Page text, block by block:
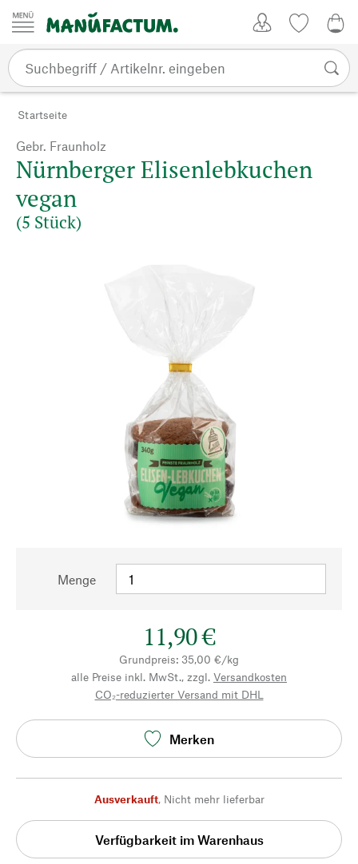
Zum Inhalt springen
Startseite
Gebr. Fraunholz
Nürnberger Elisenlebkuchen
vegan
(5 Stück)
Menge
11,90 €
Grundpreis: 35,00 €/kg
alle Preise inkl. MwSt., zzgl. Versandkosten
CO₂-reduzierter Versand mit DHL
Merken
Ausverkauft, Nicht mehr lieferbar
Verfügbarkeit im Warenhaus